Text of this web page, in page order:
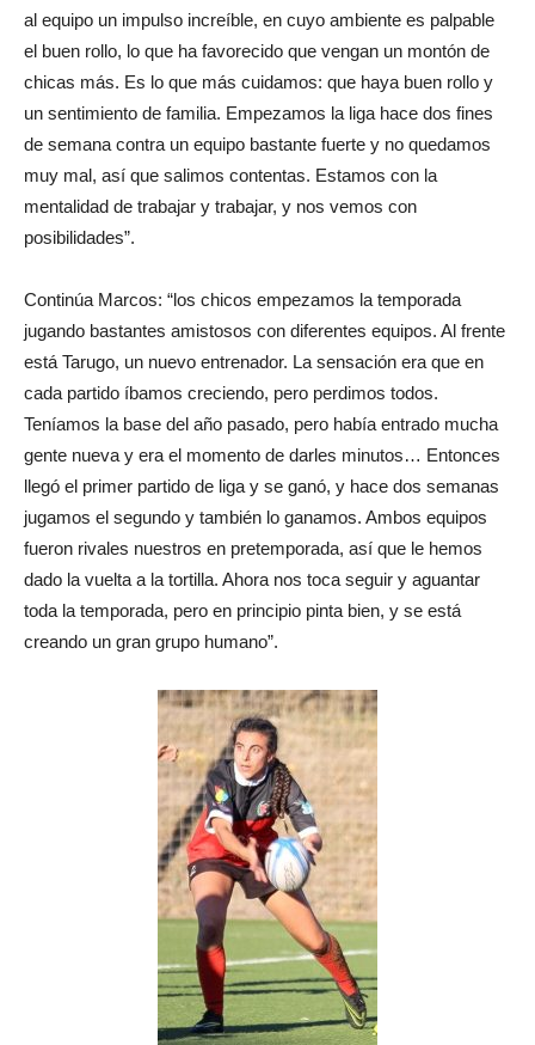
al equipo un impulso increíble, en cuyo ambiente es palpable
el buen rollo, lo que ha favorecido que vengan un montón de
chicas más. Es lo que más cuidamos: que haya buen rollo y
un sentimiento de familia. Empezamos la liga hace dos fines
de semana contra un equipo bastante fuerte y no quedamos
muy mal, así que salimos contentas. Estamos con la
mentalidad de trabajar y trabajar, y nos vemos con
posibilidades”.
Continúa Marcos: “los chicos empezamos la temporada
jugando bastantes amistosos con diferentes equipos. Al frente
está Tarugo, un nuevo entrenador. La sensación era que en
cada partido íbamos creciendo, pero perdimos todos.
Teníamos la base del año pasado, pero había entrado mucha
gente nueva y era el momento de darles minutos… Entonces
llegó el primer partido de liga y se ganó, y hace dos semanas
jugamos el segundo y también lo ganamos. Ambos equipos
fueron rivales nuestros en pretemporada, así que le hemos
dado la vuelta a la tortilla. Ahora nos toca seguir y aguantar
toda la temporada, pero en principio pinta bien, y se está
creando un gran grupo humano”.